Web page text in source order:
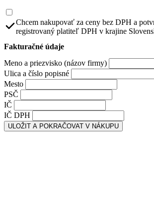
Chcem nakupovať za ceny bez DPH a
registrovaný platiteľ DPH v krajine
Fakturačné údaje
Meno a priezvisko (názov firmy)
Ulica a číslo popisné
Mesto
PSČ
IČ
IČ DPH
ULOŽIT A POKRAČOVAT V NÁKUPU